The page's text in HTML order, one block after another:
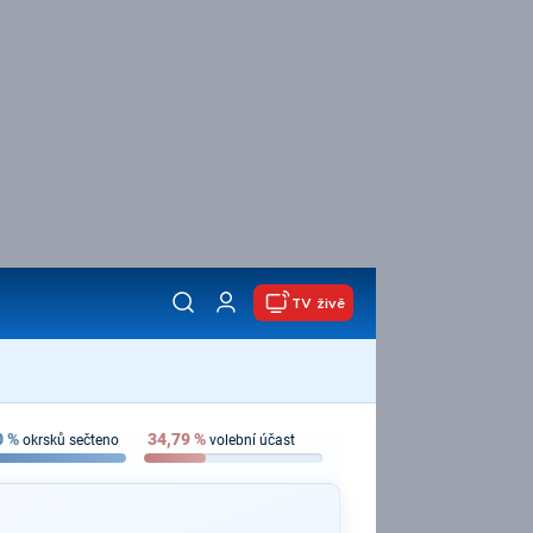
TV živě
% okrsků sečteno 34,79% volební účast